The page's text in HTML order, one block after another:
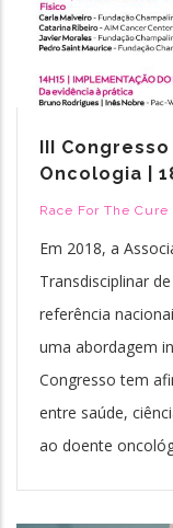
III
Oncologia |
Race For The Cure
Em 2018, a
Transdisciplinar
referência
uma abordagem
Congresso tem
entre saúde,
ao doente